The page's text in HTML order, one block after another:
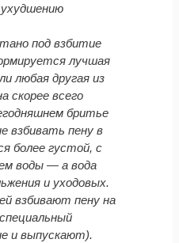
под взбитие
лучшая
любая другая из
скорее всего
бритье
взбивать пену в
более густой, с
воды — а вода
и уходовых.
взбивают пену на
и выпускают).